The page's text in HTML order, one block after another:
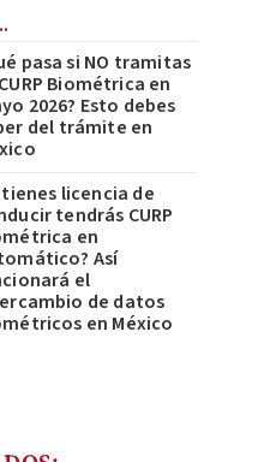
pasa si NO tramitas
Biométrica en
2026? Esto debes
del trámite en
tienes licencia de
tendrás CURP
en
Así
el
de datos
en México